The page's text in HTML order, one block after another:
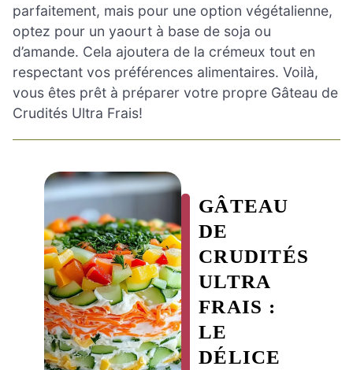
parfaitement, mais pour une option végétalienne,
optez pour un yaourt à base de soja ou
d’amande. Cela ajoutera de la crémeux tout en
respectant vos préférences alimentaires. Voilà,
vous êtes prêt à préparer votre propre Gâteau de
Crudités Ultra Frais!
GÂTEAU
DE
CRUDITÉS
ULTRA
FRAIS :
LE
DÉLICE